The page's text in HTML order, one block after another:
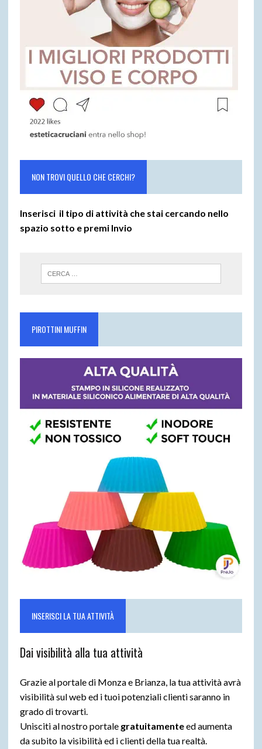
NON TROVI QUELLO CHE CERCHI?
Inserisci il tipo di attività che stai cercando nello
spazio sotto e premi Invio
PIROTTINI MUFFIN
INSERISCI LA TUA ATTIVITÀ
Dai visibilità alla tua attività
Grazie al portale di Monza e Brianza, la tua attività avrà
visibilità sul web ed i tuoi potenziali clienti saranno in
grado di trovarti.
Unisciti al nostro portale gratuitamenteed aumenta
da subito la visibilità ed i clienti della tua realtà.